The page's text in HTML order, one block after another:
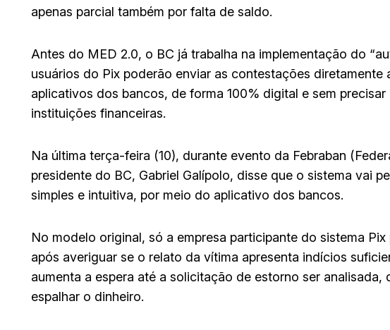
apenas parcial também por falta de saldo.
Antes do MED 2.0, o BC já trabalha na implementação do
usuários do Pix poderão enviar as contestações
aplicativos dos bancos, de forma 100% digital e sem
instituições financeiras.
Na última terça-feira (10), durante evento da Febraban
presidente do BC, Gabriel Galípolo, disse que o sistema vai
simples e intuitiva, por meio do aplicativo dos bancos.
No modelo original, só a empresa participante do sistema
após averiguar se o relato da vítima apresenta indícios
aumenta a espera até a solicitação de estorno ser
espalhar o dinheiro.